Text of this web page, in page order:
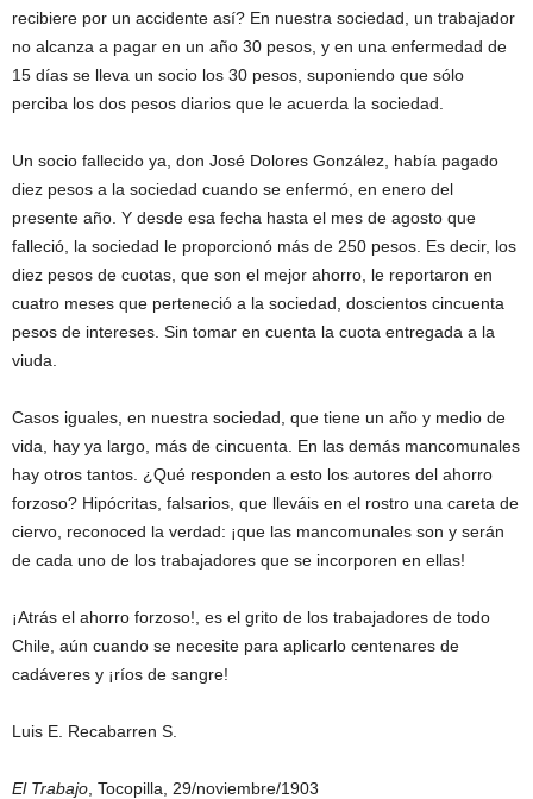
recibiere por un accidente así? En nuestra sociedad, un trabajador
no alcanza a pagar en un año 30 pesos, y en una enfermedad de
15 días se lleva un socio los 30 pesos, suponiendo que sólo
perciba los dos pesos diarios que le acuerda la sociedad.
Un socio fallecido ya, don José Dolores González, había pagado
diez pesos a la sociedad cuando se enfermó, en enero del
presente año. Y desde esa fecha hasta el mes de agosto que
falleció, la sociedad le proporcionó más de 250 pesos. Es decir, los
diez pesos de cuotas, que son el mejor ahorro, le reportaron en
cuatro meses que perteneció a la sociedad, doscientos cincuenta
pesos de intereses. Sin tomar en cuenta la cuota entregada a la
viuda.
Casos iguales, en nuestra sociedad, que tiene un año y medio de
vida, hay ya largo, más de cincuenta. En las demás mancomunales
hay otros tantos. ¿Qué responden a esto los autores del ahorro
forzoso? Hipócritas, falsarios, que lleváis en el rostro una careta de
ciervo, reconoced la verdad: ¡que las mancomunales son y serán
de cada uno de los trabajadores que se incorporen en ellas!
¡Atrás el ahorro forzoso!, es el grito de los trabajadores de todo
Chile, aún cuando se necesite para aplicarlo centenares de
cadáveres y ¡ríos de sangre!
Luis E. Recabarren S.
El Trabajo , Tocopilla, 29/noviembre/1903